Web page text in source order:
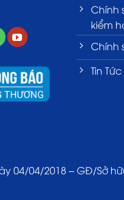
Chính
kiểm
Chính
Tin Tức
04/04/2018 – GĐ/Sở